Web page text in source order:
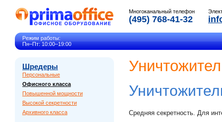
Многоканальный телефон
(495) 768-41-32
Режим работы:
Пн–Пт: 10:00–19:00
Шредеры
Персональные
Офисного класса
Повышенной мощности
Высокой секретности
Архивного класса
Средняя секретность. Для